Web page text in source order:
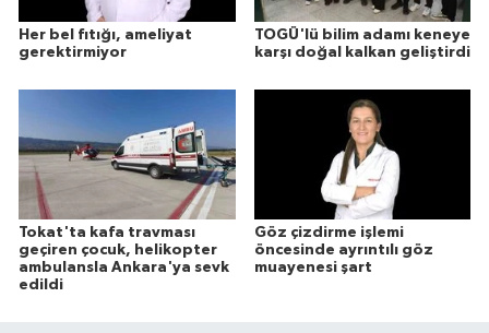
Her bel fıtığı, ameliyat
gerektirmiyor
TOGÜ'lü bilim adamı keneye
karşı doğal kalkan geliştirdi
Tokat'ta kafa travması
geçiren çocuk, helikopter
ambulansla Ankara'ya sevk
edildi
Göz çizdirme işlemi
öncesinde ayrıntılı göz
muayenesi şart